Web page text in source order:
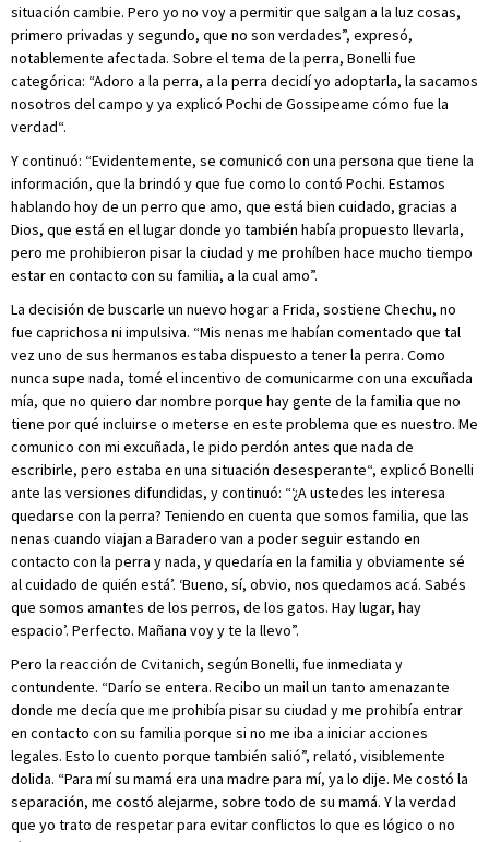
situación cambie. Pero yo no voy a permitir que salgan a la luz cosas,
primero privadas y segundo, que no son verdades”, expresó,
notablemente afectada. Sobre el tema de la perra, Bonelli fue
categórica: “Adoro a la perra, a la perra decidí yo adoptarla, la sacamos
nosotros del campo y ya explicó Pochi de Gossipeame cómo fue la
verdad“.
Y continuó: “Evidentemente, se comunicó con una persona que tiene la
información, que la brindó y que fue como lo contó Pochi. Estamos
hablando hoy de un perro que amo, que está bien cuidado, gracias a
Dios, que está en el lugar donde yo también había propuesto llevarla,
pero me prohibieron pisar la ciudad y me prohíben hace mucho tiempo
estar en contacto con su familia, a la cual amo”.
La decisión de buscarle un nuevo hogar a Frida, sostiene Chechu, no
fue caprichosa ni impulsiva. “Mis nenas me habían comentado que tal
vez uno de sus hermanos estaba dispuesto a tener la perra. Como
nunca supe nada, tomé el incentivo de comunicarme con una excuñada
mía, que no quiero dar nombre porque hay gente de la familia que no
tiene por qué incluirse o meterse en este problema que es nuestro. Me
comunico con mi excuñada, le pido perdón antes que nada de
escribirle, pero estaba en una situación desesperante“, explicó Bonelli
ante las versiones difundidas, y continuó: “‘¿A ustedes les interesa
quedarse con la perra? Teniendo en cuenta que somos familia, que las
nenas cuando viajan a Baradero van a poder seguir estando en
contacto con la perra y nada, y quedaría en la familia y obviamente sé
al cuidado de quién está’. ‘Bueno, sí, obvio, nos quedamos acá. Sabés
que somos amantes de los perros, de los gatos. Hay lugar, hay
espacio’. Perfecto. Mañana voy y te la llevo”.
Pero la reacción de Cvitanich, según Bonelli, fue inmediata y
contundente. “Darío se entera. Recibo un mail un tanto amenazante
donde me decía que me prohibía pisar su ciudad y me prohibía entrar
en contacto con su familia porque si no me iba a iniciar acciones
legales. Esto lo cuento porque también salió”, relató, visiblemente
dolida. “Para mí su mamá era una madre para mí, ya lo dije. Me costó la
separación, me costó alejarme, sobre todo de su mamá. Y la verdad
que yo trato de respetar para evitar conflictos lo que es lógico o no